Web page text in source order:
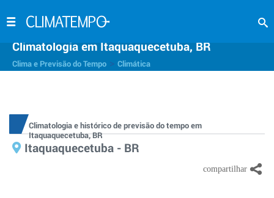
Climatologia em Itaquaquecetuba, BR
Clima e Previsão do Tempo Climática
Climatologia e histórico de previsão do tempo em
Itaquaquecetuba, BR
Itaquaquecetuba - BR